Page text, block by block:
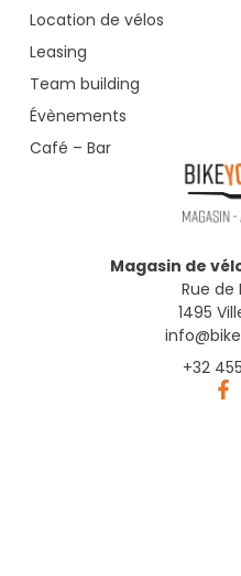
Magasin de
Rue de
1495
+32
Location de vélos
Leasing
Team building
Évènements
Café – Bar